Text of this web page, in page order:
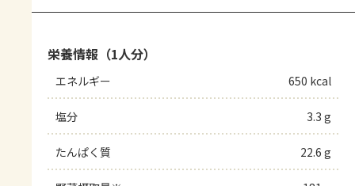
栄養情報（1人分）
エネルギー 650 kcal
塩分 3.3 g
たんぱく質 22.6 g